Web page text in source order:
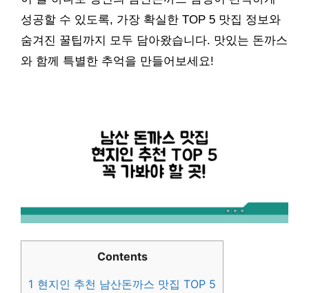
성공할 수 있도록, 가장 확실한 TOP 5 맛집 정보와
숨겨진 꿀팁까지 모두 담아왔습니다. 맛있는 돈까스
와 함께 특별한 추억을 만들어보세요!
Contents
1 현지인 추천 남산돈까스 맛집 TOP 5